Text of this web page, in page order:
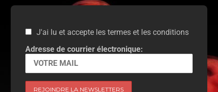
J'ai lu et accepte les termes et les conditions
Adresse de courrier électronique: